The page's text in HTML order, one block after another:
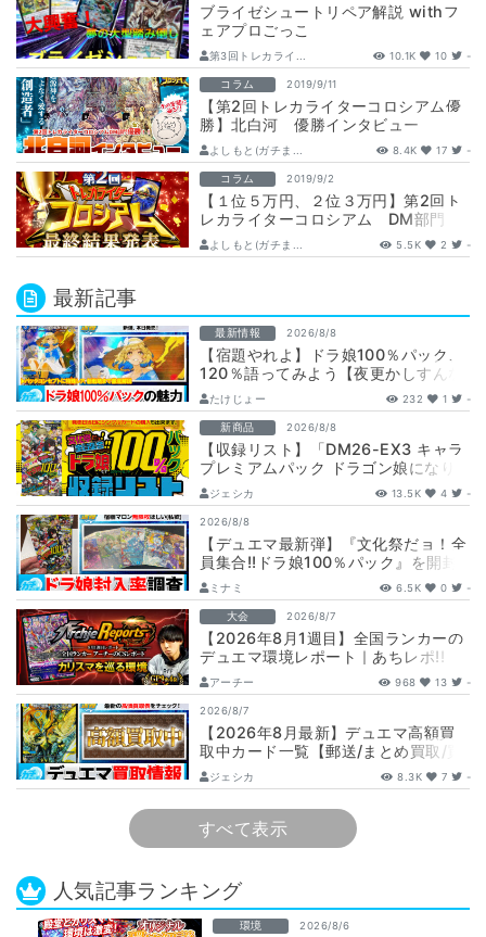
ブライゼシュートリペア解説 withフ
ェアプロごっこ
第3回トレカライ... 10.1K 10 -
コラム 2019/9/11
【第2回トレカライターコロシアム優
勝】北白河 優勝インタビュー
よしもと(ガチま... 8.4K 17 -
コラム 2019/9/2
【１位５万円、２位３万円】第2回ト
レカライターコロシアム DM部門
最終結果発表
よしもと(ガチま... 5.5K 2 -
最新記事
最新情報 2026/8/8
【宿題やれよ】ドラ娘100％パック、
120％語ってみよう【夜更かしすんな
よ】
たけじょー 232 1 -
新商品 2026/8/8
【収録リスト】「DM26-EX3 キャラ
プレミアムパック ドラゴン娘になり
たくないっ！ 文化祭だョ！全員集
合!…
ジェシカ 13.5K 4 -
2026/8/8
【デュエマ最新弾】『文化祭だョ！全
員集合!!ドラ娘100％パック』を開封
して封入率調査！【25周年/ドラゴン
娘…
ミナミ 6.5K 0 -
大会 2026/8/7
【2026年8月1週目】全国ランカーの
デュエマ環境レポート｜あちレポ!!
【毎週金曜更新】
アーチー 968 13 -
2026/8/7
【2026年8月最新】デュエマ高額買
取中カード一覧【郵送/まとめ買取/買
取表/相場/金トレジャー】
ジェシカ 8.3K 7 -
すべて表示
人気記事ランキング
環境 2026/8/6